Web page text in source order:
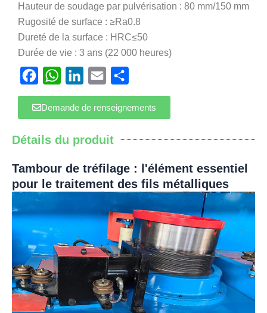
Hauteur de soudage par pulvérisation : 80 mm/150 mm
Rugosité de surface : ≥Ra0.8
Dureté de la surface : HRC≤50
Durée de vie : 3 ans (22 000 heures)
FacebookWhatsAppLinkedIn
Email
Demande de renseignements
Détails du produit
Tambour de tréfilage : l'élément essentiel
pour le traitement des fils métalliques